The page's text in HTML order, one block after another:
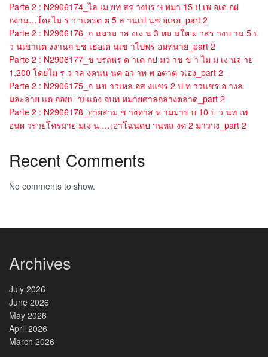
Parte 2 : N2906174_ไล เม ยท สร างบร ษ ทมา 15 ป เพ อเด กฝ
กงาน…โดยไม ร ว าเครด ต 5 ล านเป นช อเธอ_part 2
Parte 2 : N2906176_ก นมาม าส งเง น 3 หม นให ผ วสร างบ าน 5 ป
ว นเขาแต งงานก บช เธอเด นเข าไปพร อมทนาย_part 2
Parte 2 : N2906177_ข บรถหร ด าเด กป มว าข ข า ไม ม เง นจ าย
1,200 โดยไม ร ว าล งคนน นค อว าท พ อตาต วเอง_part 2
Parte 2 : N2906175_ก นข าวเหล อส งแชร 2 ป ท าวแชร อ างล
มละลาย แต ถอยป ายแดง จบท หมายศาลกลางตลาด_part 2
Parte 2 : N2906178_อายสาม ช างทาส ห ามมาร บ 10 ป ว นท เพ
อนผ วรวยโทรมาย มเง น …เอาโฉนดบ านหล งท 2 มาวาง_part 2
Recent Comments
No comments to show.
Archives
July 2026
June 2026
May 2026
April 2026
March 2026